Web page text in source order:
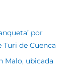
por
de Cuenca
Malo, ubicada